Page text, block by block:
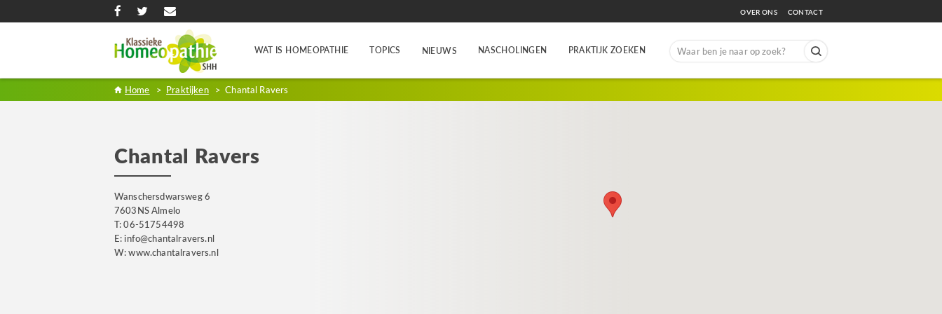
OVER ONS CONTACT
WAT IS HOMEOPATHIE TOPICS NIEUWS NASCHOLINGEN PRAKTIJK ZOEKEN
Search
Home > Praktijken > Chantal Ravers
Chantal Ravers
Wanschersdwarsweg 6
7603NS Almelo
T: 06-51754498
E: info@chantalravers.nl
W: www.chantalravers.nl